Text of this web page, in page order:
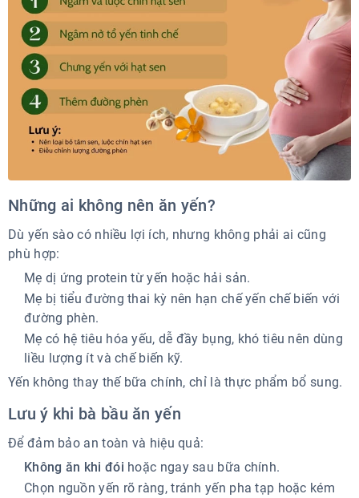
Những ai không nên ăn yến?
Dù yến sào có nhiều lợi ích, nhưng không phải ai cũng
phù hợp:
Mẹ dị ứng protein từ yến hoặc hải sản.
Mẹ bị tiểu đường thai kỳ nên hạn chế yến chế biến với
đường phèn.
Mẹ có hệ tiêu hóa yếu, dễ đầy bụng, khó tiêu nên dùng
liều lượng ít và chế biến kỹ.
Yến không thay thế bữa chính, chỉ là thực phẩm bổ sung.
Lưu ý khi bà bầu ăn yến
Để đảm bảo an toàn và hiệu quả:
Không ăn khi đói hoặc ngay sau bữa chính.
Chọn nguồn yến rõ ràng, tránh yến pha tạp hoặc kém